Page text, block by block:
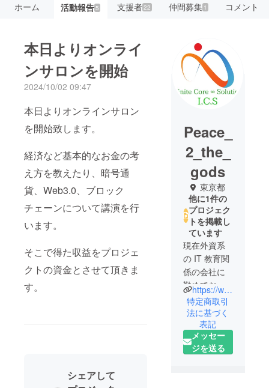
ホーム 活動報告5 支援者 22 仲間募集 1 コメント
本日よりオンライ
ンサロンを開始
2024/10/02 09:47
本日よりオンラインサロン
を開始致します。
経済など基本的なお金の考
え方を教えたり、暗号通
貨、Web3.0、ブロック
チェーンについて講演を行
います。
そこで得た収益をプロジェ
クトの資金とさせて頂きま
す。
シェアして
Peace_
2_the_
gods
東京都
他に1件の
プロジェク
トを掲載し
ています
現在外資系
の IT 教育関
係の会社に
勤めており
ます。
近年、世界
ではAi によ
る IT の発展
がとんでも
https://www.tiktok.com/@rinne_gods_land_888
特定商取引
法に基づく
表記
メッセー
ジを送る